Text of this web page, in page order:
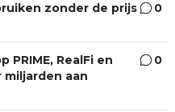
zonder de prijs
0
PRIME, RealFi en
miljarden aan
0